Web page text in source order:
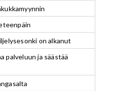
on alkanut
palveluun ja säästää